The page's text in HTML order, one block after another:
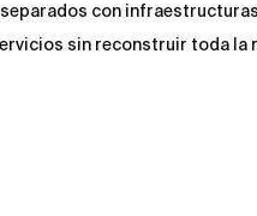
con
sin reconstruir toda la